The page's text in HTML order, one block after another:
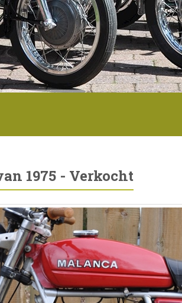
1975 - Verkocht